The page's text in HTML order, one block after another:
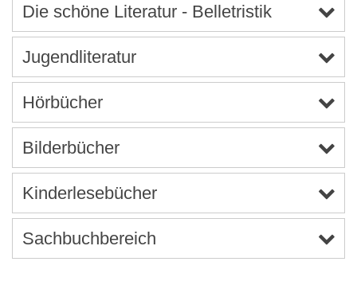
Die schöne Literatur - Belletristik
Jugendliteratur
Hörbücher
Bilderbücher
Kinderlesebücher
Sachbuchbereich